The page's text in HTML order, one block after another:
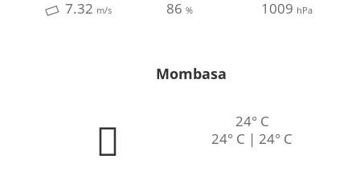
7.32 m/s 86% 1009 hPa
Mombasa
24° C
24° C | 24° C